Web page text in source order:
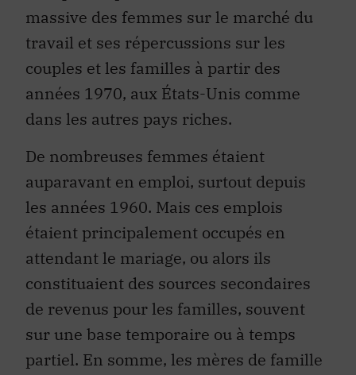
massive des femmes sur le marché du
travail et ses répercussions sur les
couples et les familles à partir des
années 1970, aux États-Unis comme
dans les autres pays riches.
De nombreuses femmes étaient
auparavant en emploi, surtout depuis
les années 1960. Mais ces emplois
étaient principalement occupés en
attendant le mariage, ou alors ils
constituaient des sources secondaires
de revenus pour les familles, souvent
sur une base temporaire ou à temps
partiel. En somme, les mères de famille